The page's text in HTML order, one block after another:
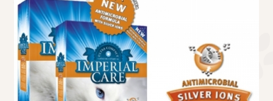
Πουλί
Κρεβατάκια
Τσάντες μεταφοράς